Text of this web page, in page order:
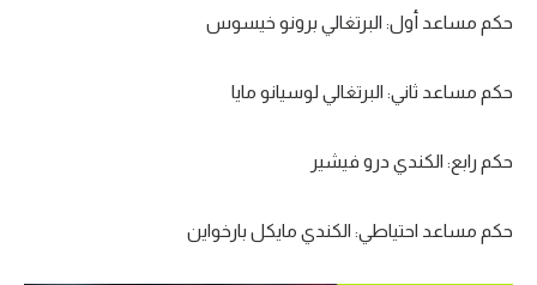
حكم مساعد أول: البرتغالي برونو خيسوس
حكم مساعد ثاني: البرتغالي لوسيانو مايا
حكم رابع: الكندي درو فيشير
حكم مساعد احتياطي: الكندي مايكل بارخواين